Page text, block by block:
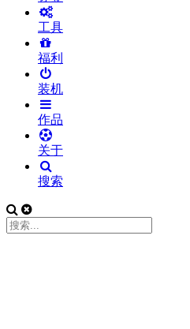
工具
福利
装机
作品
关于
搜索